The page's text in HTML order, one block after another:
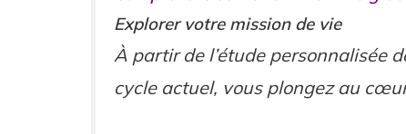
Explorer votre mission de vie
À partir de l’étude personnalisée
cycle actuel, vous plongez au